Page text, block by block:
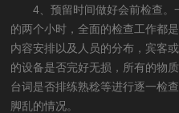
4、预留时间做好会前检查
的两个小时，全面的检查工作都
内容安排以及人员的分布，宾客
的设备是否完好无损，所有的物
台词是否排练熟稔等进行逐一检
脚乱的情况。